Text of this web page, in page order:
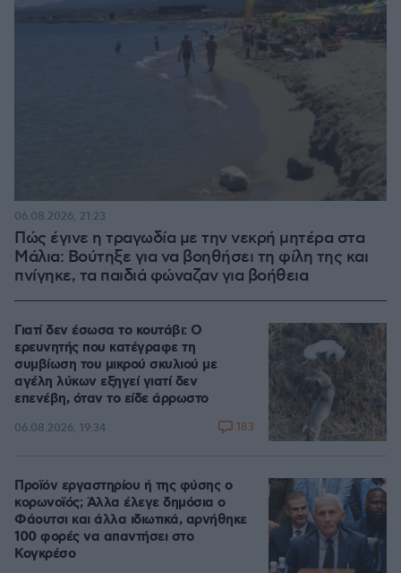
Πώς έγινε η τραγωδία με την νεκρή μητέρα στα
Μάλια: Βούτηξε για να βοηθήσει τη φίλη της και
πνίγηκε, τα παιδιά φώναζαν για βοήθεια
06.08.2026, 21:23
Γιατί δεν έσωσα το κουτάβι: Ο
ερευνητής που κατέγραφε τη
συμβίωση του μικρού σκυλιού με
αγέλη λύκων εξηγεί γιατί δεν
επενέβη, όταν το είδε άρρωστο
06.08.2026, 19:34 183
Προϊόν εργαστηρίου ή της φύσης ο
κορωνοϊός; Άλλα έλεγε δημόσια ο
Φάουτσι και άλλα ιδιωτικά, αρνήθηκε
100 φορές να απαντήσει στο
Κογκρέσο